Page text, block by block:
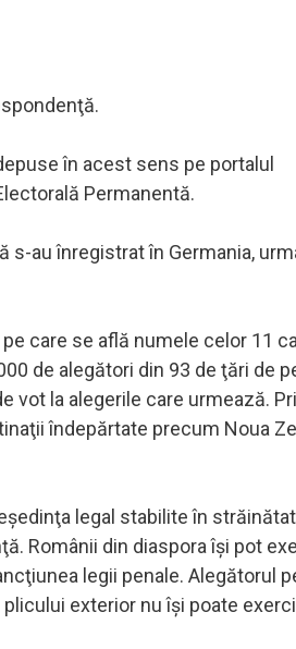
în acest sens pe portalul
Permanentă.
s-au înregistrat în Germania,
care se află numele celor 11
de alegători din 93 de ţări de
vot la alegerile care urmează.
îndepărtate precum Noua
legal stabilite în
Românii din diaspora îşi pot
legii penale. Alegătorul
exterior nu îşi poate